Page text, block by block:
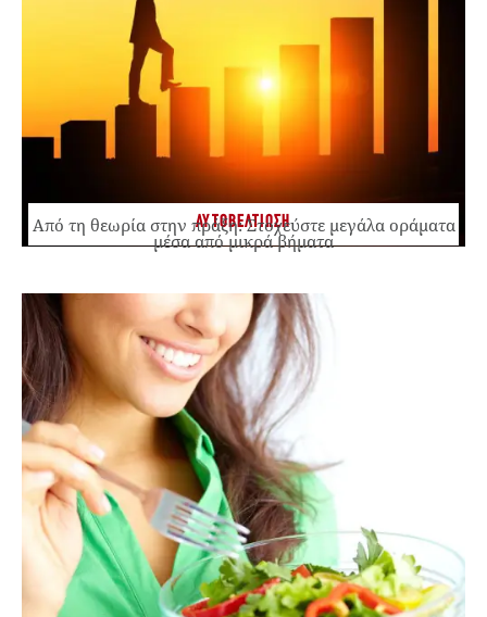
ΑΥΤΟΒΕΛΤΙΩΣΗ
Από τη θεωρία στην πράξη: Στοχεύστε μεγάλα οράματα
μέσα από μικρά βήματα